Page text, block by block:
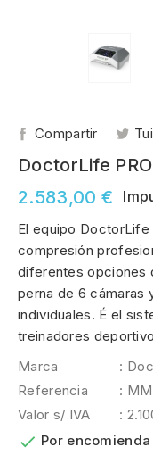
Compartir
DoctorLife
2.583,00 €
El equipo
compresión
diferentes opciones
perna de 6 cámaras
individuales. É el
treinadores
Marca
:
Referencia
:
Valor s/ IVA
:
 Por encomienda